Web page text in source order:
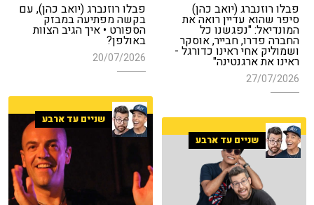
פבלו רוזנברג (יואב כהן)
סיפר שהוא עדיין רואה את
המונדיאל: "נפגשנו כל
החברה פדרו, חבייר, אוסקר
ושמוליק אחי ראינו כדורגל -
ראינו את ארגנטינה"
27/07/2026
פבלו רוזנברג (יואב כהן), עם
בקשה מפתיעה במבזק
הספורט • איך הגיב הצוות
באולפן?
20/07/2026
שניים עד ארבע
שניים עד ארבע